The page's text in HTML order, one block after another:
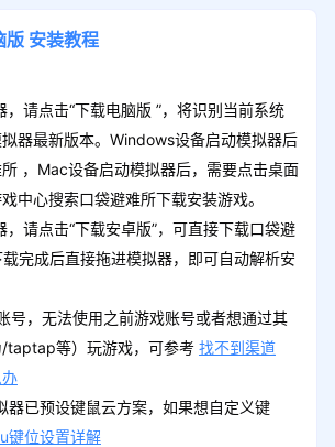
版 安装教程
请点击“下载电脑版 ”，将识别当前系统
器最新版本。Windows设备启动模拟器后
，Mac设备启动模拟器后，需要点击桌面
中心搜索口袋避难所下载安装游戏。
请点击“下载安卓版”，可直接下载口袋避
完成后直接拖进模拟器，即可自动解析安
号，无法使用之前游戏账号或者想通过其
taptap等）玩游戏，可参考 找不到渠道
器已预设键鼠云方案，如果想自定义键
键位设置详解